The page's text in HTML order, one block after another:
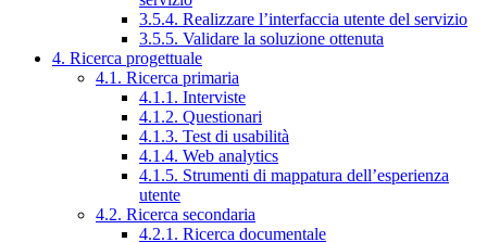
3.5.4. Realizzare l’interfaccia utente del servizio
3.5.5. Validare la soluzione ottenuta
4. Ricerca progettuale
4.1. Ricerca primaria
4.1.1. Interviste
4.1.2. Questionari
4.1.3. Test di usabilità
4.1.4. Web analytics
4.1.5. Strumenti di mappatura dell’esperienza
utente
4.2. Ricerca secondaria
4.2.1. Ricerca documentale